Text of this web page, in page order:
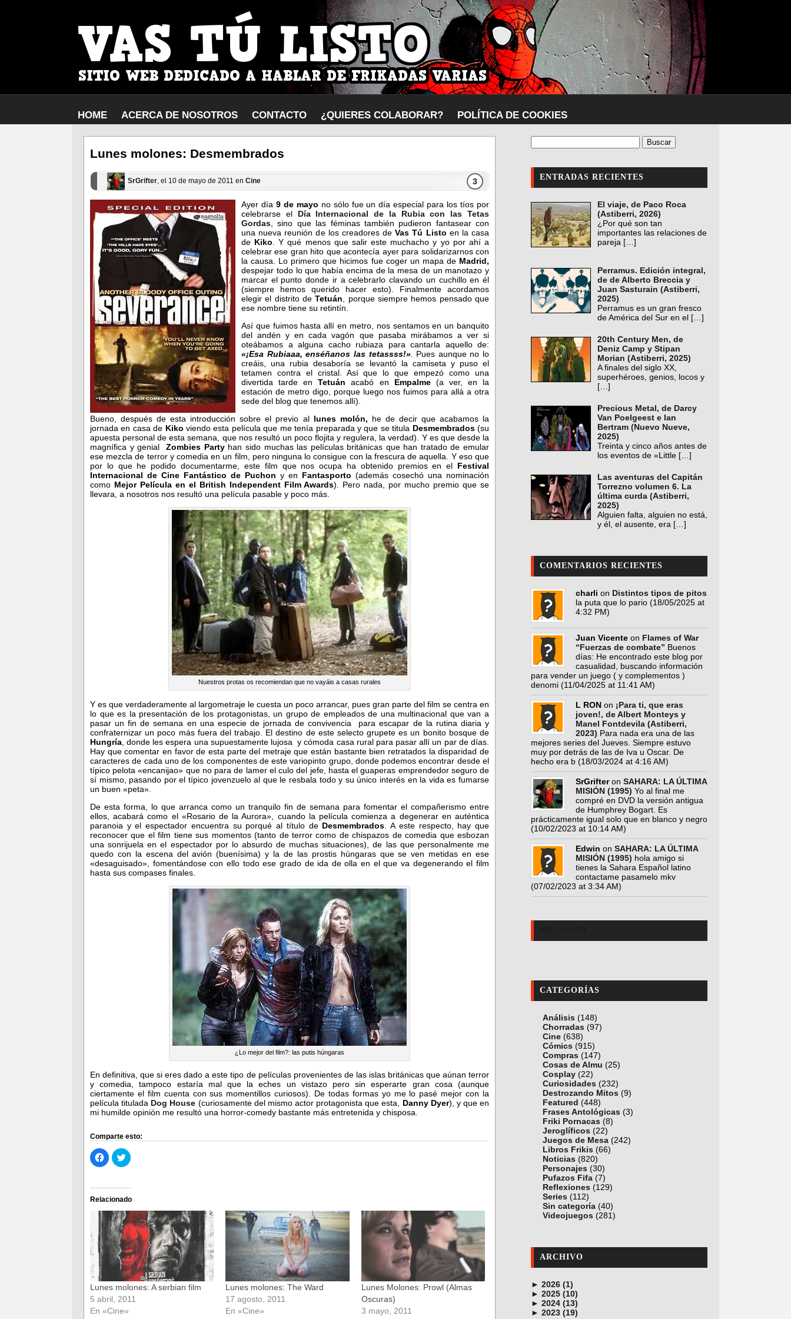
HOME ACERCA DE NOSOTROS CONTACTO ¿QUIERES COLABORAR? POLÍTICA DE COOKIES
Lunes molones: Desmembrados
SrGrifter, el 10 de mayo de 2011 en Cine 3
Ayer día 9 de mayo no sólo fue un día especial para los tíos por
celebrarse el Día Internacional de la Rubia con las Tetas
Gordas , sino que las féminas también pudieron fantasear con
una nueva reunión de los creadores deVas Tú Listo en la casa
de Kiko . Y qué menos que salir este muchacho y yo por ahí a
celebrar ese gran hito que acontecía ayer para solidarizarnos con
la causa. Lo primero que hicimos fue coger un mapa de Madrid,
despejar todo lo que había encima de la mesa de un manotazo y
marcar el punto donde ir a celebrarlo clavando un cuchillo en él
(siempre hemos querido hacer esto). Finalmente acordamos
elegir el distrito deTetuán , porque siempre hemos pensado que
ese nombre tiene su retintín.
Así que fuimos hasta allí en metro, nos sentamos en un banquito
del andén y en cada vagón que pasaba mirábamos a ver si
oteábamos a alguna cacho rubiaza para cantarla aquello de:
«¡Esa Rubiaaa, enséñanos las tetassss!». Pues aunque no lo
creáis, una rubia desaboría se levantó la camiseta y puso el
tetamen contra el cristal. Así que lo que empezó como una
divertida tarde enTetuánacabó en Empalme (a ver, en la
estación de metro digo, porque luego nos fuimos para allá a otra
sede del blog que tenemos allí).
Bueno, después de esta introducción sobre el previo allunes molón, he de decir que acabamos la
jornada en casa de Kikoviendo esta película que me tenía preparada y que se titula Desmembrados(su
apuesta personal de esta semana, que nos resultó un poco flojita y regulera, la verdad). Y es que desde la
magnífica y genialZombies Party han sido muchas las películas británicas que han tratado de emular
ese mezcla de terror y comedia en un film, pero ninguna lo consigue con la frescura de aquella. Y eso que
por lo que he podido documentarme, este film que nos ocupa ha obtenido premios en el Festival
Internacional de Cine Fantástico de Puchon y en Fantasporto (además cosechó una nominación
como Mejor Película en el British Independent Film Awards). Pero nada, por mucho premio que se
llevara, a nosotros nos resultó una película pasable y poco más.
Nuestros protas os recomiendan que no vayáis a casas rurales
Y es que verdaderamente al largometraje le cuesta un poco arrancar, pues gran parte del film se centra en
lo que es la presentación de los protagonistas, un grupo de empleados de una multinacional que van a
pasar un fin de semana en una especie de jornada de convivencia para escapar de la rutina diaria y
confraternizar un poco más fuera del trabajo. El destino de este selecto grupete es un bonito bosque de
Hungría , donde les espera una supuestamente lujosa y cómoda casa rural para pasar allí un par de días.
Hay que comentar en favor de esta parte del metraje que están bastante bien retratados la disparidad de
caracteres de cada uno de los componentes de este variopinto grupo, donde podemos encontrar desde el
típico pelota «encanijao» que no para de lamer el culo del jefe, hasta el guaperas emprendedor seguro de
sí mismo, pasando por el típico jovenzuelo al que le resbala todo y su único interés en la vida es fumarse
un buen «peta».
De esta forma, lo que arranca como un tranquilo fin de semana para fomentar el compañerismo entre
ellos, acabará como el «Rosario de la Aurora», cuando la película comienza a degenerar en auténtica
paranoia y el espectador encuentra su porqué al título de Desmembrados . A este respecto, hay que
reconocer que el film tiene sus momentos (tanto de terror como de chispazos de comedia que esbozan
una sonrijuela en el espectador por lo absurdo de muchas situaciones), de las que personalmente me
quedo con la escena del avión (buenísima) y la de las prostis húngaras que se ven metidas en ese
«desaguisado», fomentándose con ello todo ese grado de ida de olla en el que va degenerando el film
hasta sus compases finales.
¿Lo mejor del film?: las putis húngaras
En definitiva, que si eres dado a este tipo de películas provenientes de las islas británicas que aúnan terror
y comedia, tampoco estaría mal que la eches un vistazo pero sin esperarte gran cosa (aunque
ciertamente el film cuenta con sus momentillos curiosos). De todas formas yo me lo pasé mejor con la
película titulada Dog House (curiosamente del mismo actor protagonista que esta, Danny Dyer), y que en
mi humilde opinión me resultó una horror-comedy bastante más entretenida y chisposa.
Comparte esto:
Haz
clic
para
Facebook
(Se
abre
en
una
ventana
nueva)
Haz
clic
Twitter
(Se
abre
en
una
ventana
nueva)
Relacionado
Lunes molones: A serbian film
5 abril, 2011
En «Cine»
Lunes molones: The Ward
17 agosto, 2011
En «Cine»
Lunes Molones: Prowl (Almas
Oscuras)
3 mayo, 2011
ENTRADAS RECIENTES
El viaje, de Paco Roca
(Astiberri, 2026)
¿Por qué son tan
importantes las relaciones de
pareja […]
Perramus. Edición integral,
de de Alberto Breccia y
Juan Sasturain (Astiberri,
2025)
Perramus es un gran fresco
de América del Sur en el […]
20th Century Men, de
Deniz Camp y Stipan
Morian (Astiberri, 2025)
A finales del siglo XX,
superhéroes, genios, locos y
[…]
Precious Metal, de Darcy
Van Poelgeest e Ian
Bertram (Nuevo Nueve,
2025)
Treinta y cinco años antes de
los eventos de «Little […]
Las aventuras del Capitán
Torrezno volumen 6. La
última curda (Astiberri,
2025)
Alguien falta, alguien no está,
y él, el ausente, era […]
COMENTARIOS RECIENTES
charli on Distintos tipos de pitos
la puta que lo pario (18/05/2025 at
4:32 PM)
Juan Vicente on Flames of War
“Fuerzas de combate” Buenos
días: He encontrado este blog por
casualidad, buscando información
para vender un juego ( y complementos )
denomi (11/04/2025 at 11:41 AM)
L RON on ¡Para ti, que eras
joven!, de Albert Monteys y
Manel Fontdevila (Astiberri,
2023) Para nada era una de las
mejores series del Jueves. Siempre estuvo
muy por detrás de las de Iva u Oscar. De
hecho era b (18/03/2024 at 4:16 AM)
SrGrifteron SAHARA: LA ÚLTIMA
MISIÓN (1995) Yo al final me
compré en DVD la versión antigua
de Humphrey Bogart. Es
prácticamente igual solo que en blanco y negro
(10/02/2023 at 10:14 AM)
Edwin on SAHARA: LA ÚLTIMA
MISIÓN (1995) hola amigo si
tienes la Sahara Español latino
contactame pasamelo mkv
(07/02/2023 at 3:34 AM)
CATEGORÍAS
Análisis (148)
Chorradas (97)
Cine (638)
Cómics (915)
Compras (147)
Cosas de Almu (25)
Cosplay (22)
Curiosidades (232)
Destrozando Mitos (9)
Featured (448)
Frases Antológicas (3)
Friki Pornacas (8)
Jeroglíficos (22)
Juegos de Mesa (242)
Libros Frikis (66)
Noticias (820)
Personajes (30)
Pufazos Fifa (7)
Reflexiones (129)
Series (112)
Sin categoría (40)
Videojuegos (281)
ARCHIVO
► 2026 (1)
junio (1)
► 2025 (10)
noviembre (1)
octubre (1)
► 2024 (13)
diciembre (4)
► 2023 (19)